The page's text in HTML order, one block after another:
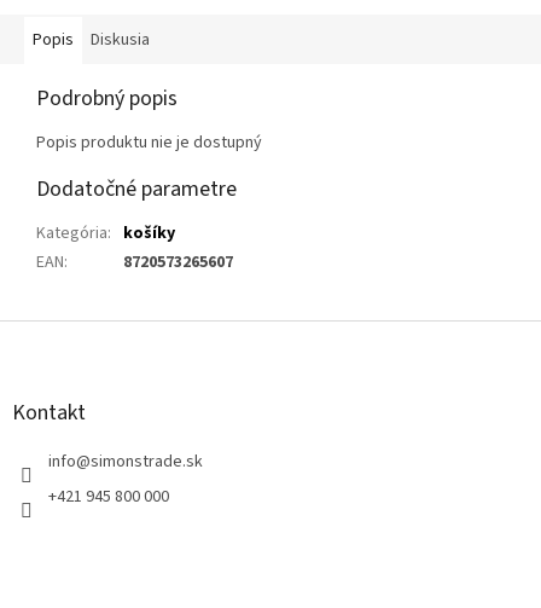
Popis Diskusia
Podrobný popis
Popis produktu nie je dostupný
Dodatočné parametre
Kategória: košíky
EAN: 8720573265607
Z
Kontakt
info@simonstrade.sk
+421 945 800 000